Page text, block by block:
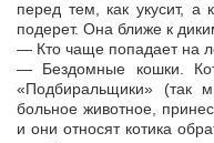
перед тем, как укусит,
подерет. Она ближе к
— Кто чаще попадает на
— Бездомные кошки.
«Подбиральщики» (так
больное животное,
и они относят котика